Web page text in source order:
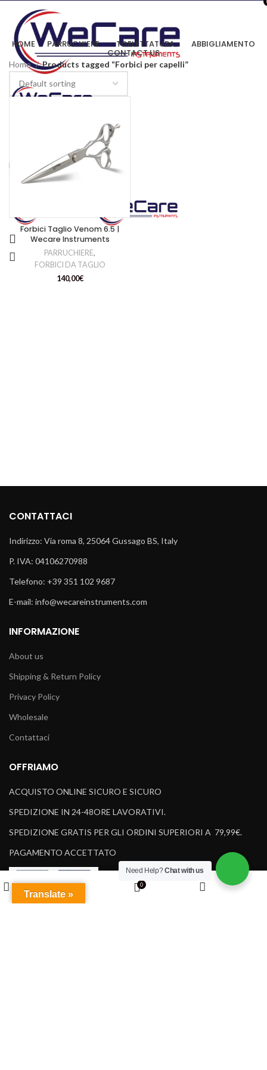
Menu
HOME PARRUCHIERE TOELETTATURA ABBIGLIAMENTO
CONTACT US
Home Products tagged “Forbici per capelli”
Forbici Taglio Venom 6.5 |
Wecare Instruments
PARRUCHIERE,
FORBICI DA TAGLIO
140,00€
CONTATTACI
Indirizzo: Via roma 8, 25064 Gussago BS, Italy
P. IVA: 04106270988
Telefono: +39 351 102 9687
E-mail: info@wecareinstruments.com
INFORMAZIONE
About us
Shipping & Return Policy
Privacy Policy
Wholesale
Contattaci
OFFRIAMO
ACQUISTO ONLINE SICURO E SICURO
SPEDIZIONE IN 24-48ORE LAVORATIVI.
SPEDIZIONE GRATIS PER GLI ORDINI SUPERIORI A 79,99€.
PAGAMENTO ACCETTATO
Translate »
Wishlist 0
Need Help?Chat with us